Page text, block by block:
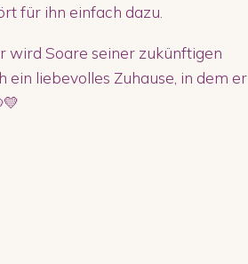
für ihn einfach dazu.
wird Soare seiner zukünftigen
liebevolles Zuhause, in dem er